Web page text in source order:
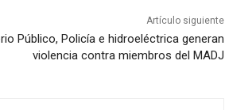
Artículo siguiente
Público, Policía e hidroeléctrica generan
violencia contra miembros del MADJ